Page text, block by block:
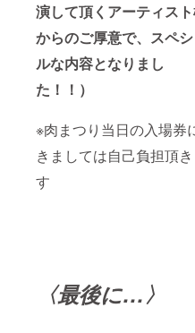
演して頂くアーティス
からのご厚意で、スペ
ルな内容となりまし
た！！）
※肉まつり当日の入場券
きましては自己負担頂き
す
〈最後に…〉